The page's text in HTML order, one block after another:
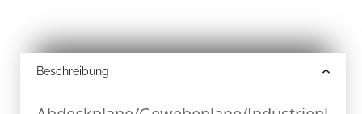
Beschreibung